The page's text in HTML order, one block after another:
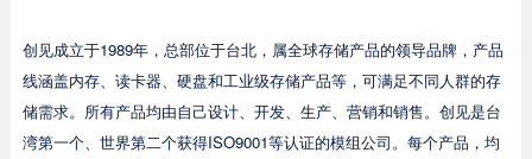
创见成立于1989年，总部位于台北，属全球存储产品的领导品牌，产品
线涵盖内存、读卡器、硬盘和工业级存储产品等，可满足不同人群的存
储需求。所有产品均由自己设计、开发、生产、营销和销售。创见是台
湾第一个、世界第二个获得ISO9001等认证的模组公司。每个产品，均